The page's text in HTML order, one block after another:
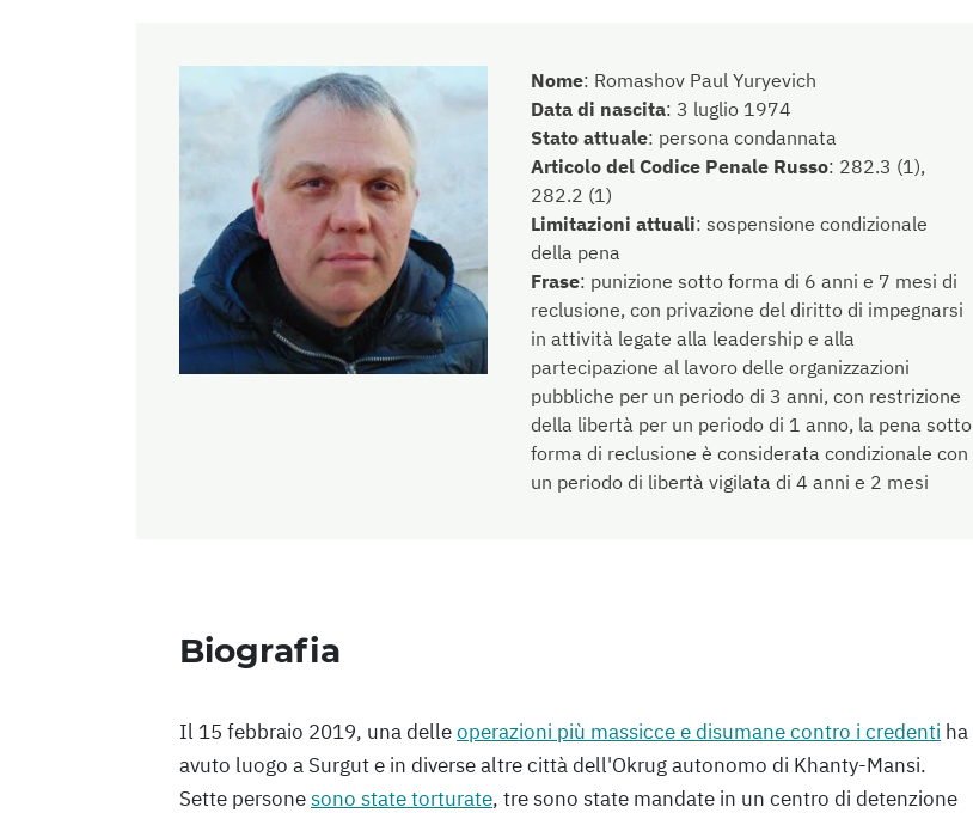
Nome: Romashov Paul Yuryevich
Data di nascita: 3 luglio 1974
Stato attuale: persona condannata
Articolo del Codice Penale Russo: 282.3 (1),
282.2 (1)
Limitazioni attuali:sospensione condizionale
della pena
Frase: punizione sotto forma di 6 anni e 7 mesi di
reclusione, con privazione del diritto di impegnarsi
in attività legate alla leadership e alla
partecipazione al lavoro delle organizzazioni
pubbliche per un periodo di 3 anni, con restrizione
della libertà per un periodo di 1 anno, la pena sotto
forma di reclusione è considerata condizionale con
un periodo di libertà vigilata di 4 anni e 2 mesi
Biografia
Il 15 febbraio 2019, una delleoperazioni più massicce e disumane contro i credenti ha
avuto luogo a Surgut e in diverse altre città dell'Okrug autonomo di Khanty-Mansi.
Sette personesono state torturate, tre sono state mandate in un centro di detenzione